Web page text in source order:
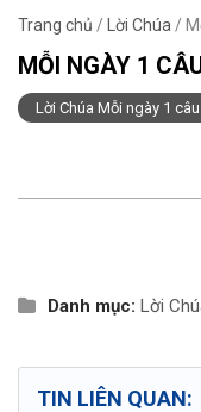
Trang chủ / Lời Chúa /
MỖI NGÀY 1
Lời Chúa Mỗi ngày 1
Danh mục: Lời
TIN LIÊN QUAN: